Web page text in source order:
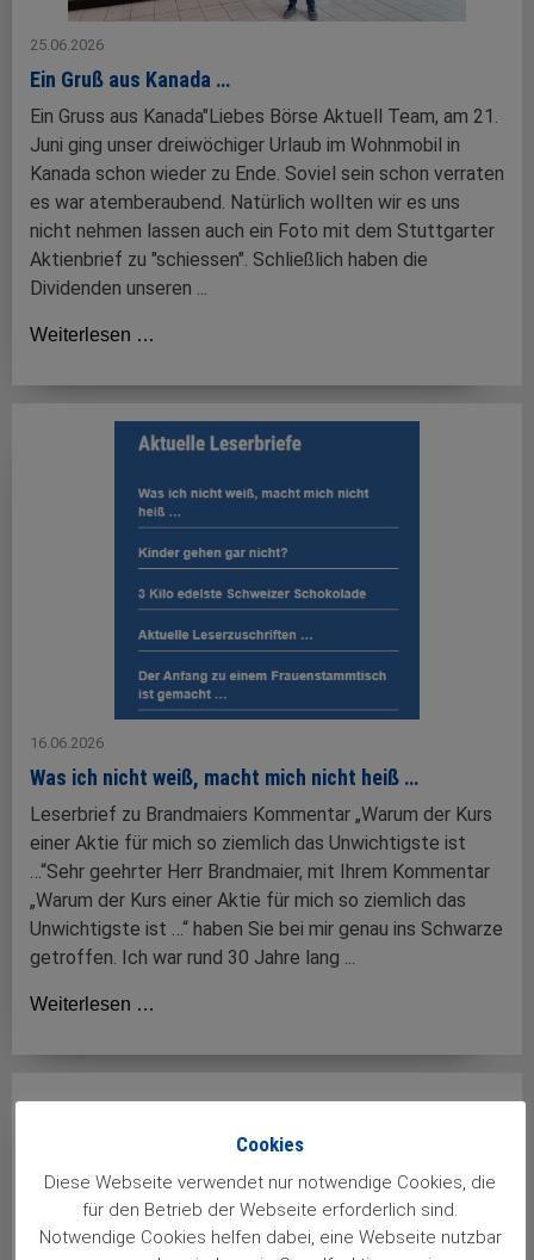
25.06.2026
Ein Gruß aus Kanada …
Ein Gruss aus Kanada"Liebes Börse Aktuell Team, am 21.
Juni ging unser dreiwöchiger Urlaub im Wohnmobil in
Kanada schon wieder zu Ende. Soviel sein schon verraten
es war atemberaubend. Natürlich wollten wir es uns
nicht nehmen lassen auch ein Foto mit dem Stuttgarter
Aktienbrief zu "schiessen". Schließlich haben die
Dividenden unseren ...
Weiterlesen …
16.06.2026
Was ich nicht weiß, macht mich nicht heiß …
Leserbrief zu Brandmaiers Kommentar „Warum der Kurs
einer Aktie für mich so ziemlich das Unwichtigste ist
…“Sehr geehrter Herr Brandmaier, mit Ihrem Kommentar
„Warum der Kurs einer Aktie für mich so ziemlich das
Unwichtigste ist …“ haben Sie bei mir genau ins Schwarze
getroffen. Ich war rund 30 Jahre lang ...
Weiterlesen …
Cookies
Diese Webseite verwendet nur notwendige Cookies, die
für den Betrieb der Webseite erforderlich sind.
Notwendige Cookies helfen dabei, eine Webseite nutzbar